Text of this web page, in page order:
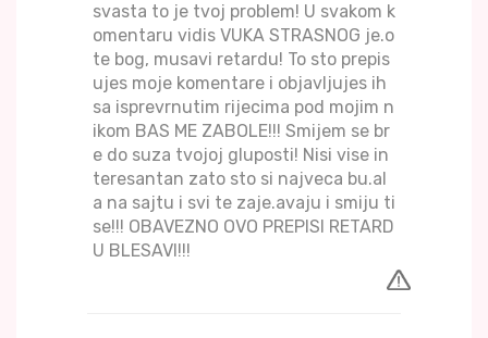
svasta to je tvoj problem! U svakom k
omentaru vidis VUKA STRASNOG je.o
te bog, musavi retardu! To sto prepis
ujes moje komentare i objavljujes ih
sa isprevrnutim rijecima pod mojim n
ikom BAS ME ZABOLE!!! Smijem se br
e do suza tvojoj gluposti! Nisi vise in
teresantan zato sto si najveca bu.al
a na sajtu i svi te zaje.avaju i smiju ti
se!!! OBAVEZNO OVO PREPISI RETARD
U BLESAVI!!!